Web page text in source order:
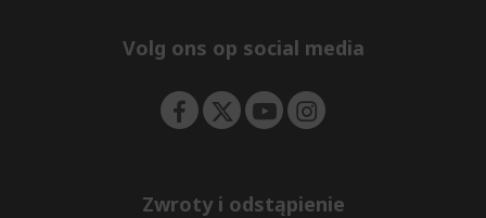
e
Volg ons op social media
Zwroty i odstąpienie